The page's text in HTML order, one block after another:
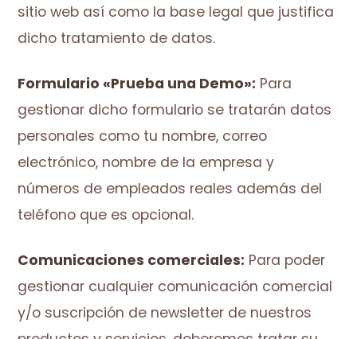
sitio web así como la base legal que justifica
dicho tratamiento de datos.
Formulario «Prueba una Demo»: Para
gestionar dicho formulario se tratarán datos
personales como tu nombre, correo
electrónico, nombre de la empresa y
números de empleados reales además del
teléfono que es opcional.
Comunicaciones comerciales: Para poder
gestionar cualquier comunicación comercial
y/o suscripción de newsletter de nuestros